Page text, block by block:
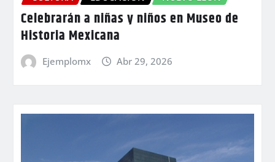
Celebrarán a niñas y niños en Museo de
Historia Mexicana
Ejemplomx Abr 29, 2026